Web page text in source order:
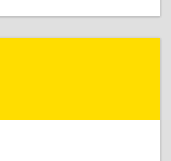
область - Кузбасс,